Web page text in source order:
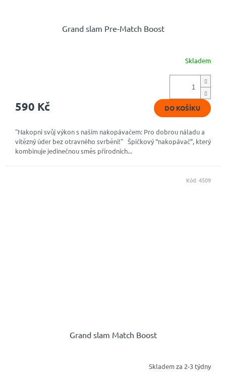
Grand slam Pre-Match Boost
z
hvězdiček.
Skladem
590 Kč DO KOŠÍKU
"Nakopni svůj výkon s naším nakopávačem: Pro dobrou náladu a
vítězný úder bez otravného svrbění!" Špičkový “nakopávač”, který
kombinuje jedinečnou směs přírodních...
Grand slam Match Boost
Skladem za 2-3 týdny
Kód: 4509